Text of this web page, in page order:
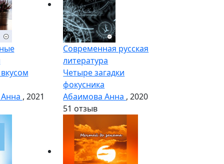
, 2021
Современная русская
литература
Четыре загадки
фокусника
Абаимова Анна , 2020
51 отзыв